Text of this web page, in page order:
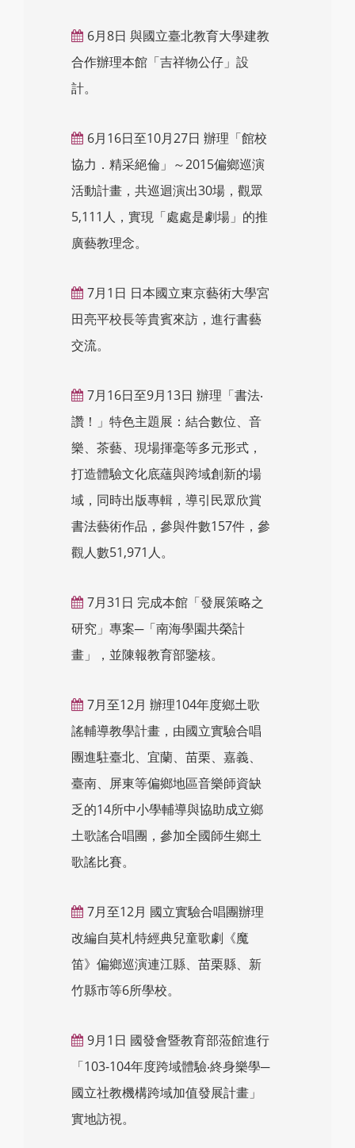
6月8日 與國立臺北教育大學建教
合作辦理本館「吉祥物公仔」設
計。
6月16日至10月27日 辦理「館校
協力．精采絕倫」～2015偏鄉巡演
活動計畫，共巡迴演出30場，觀眾
5,111人，實現「處處是劇場」的推
廣藝教理念。
7月1日 日本國立東京藝術大學宮
田亮平校長等貴賓來訪，進行書藝
交流。
7月16日至9月13日 辦理「書法‧
讚！」特色主題展：結合數位、音
樂、茶藝、現場揮毫等多元形式，
打造體驗文化底蘊與跨域創新的場
域，同時出版專輯，導引民眾欣賞
書法藝術作品，參與件數157件，參
觀人數51,971人。
7月31日 完成本館「發展策略之
研究」專案─「南海學園共榮計
畫」，並陳報教育部鑒核。
7月至12月 辦理104年度鄉土歌
謠輔導教學計畫，由國立實驗合唱
團進駐臺北、宜蘭、苗栗、嘉義、
臺南、屏東等偏鄉地區音樂師資缺
乏的14所中小學輔導與協助成立鄉
土歌謠合唱團，參加全國師生鄉土
歌謠比賽。
7月至12月 國立實驗合唱團辦理
改編自莫札特經典兒童歌劇《魔
笛》偏鄉巡演連江縣、苗栗縣、新
竹縣市等6所學校。
9月1日 國發會暨教育部蒞館進行
「103-104年度跨域體驗‧終身樂學─
國立社教機構跨域加值發展計畫」
實地訪視。